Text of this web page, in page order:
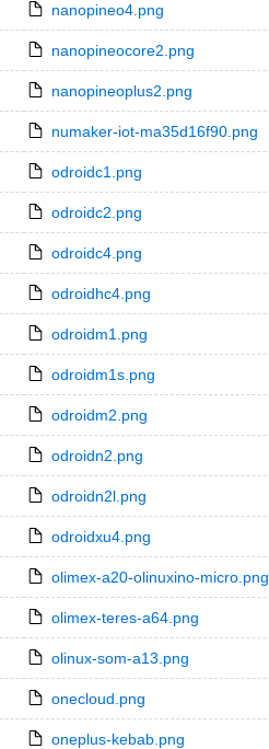
nanopineo4.png
nanopineocore2.png
nanopineoplus2.png
numaker-iot-ma35d16f90.png
odroidc1.png
odroidc2.png
odroidc4.png
odroidhc4.png
odroidm1.png
odroidm1s.png
odroidm2.png
odroidn2.png
odroidn2l.png
odroidxu4.png
olimex-a20-olinuxino-micro.png
olimex-teres-a64.png
olinux-som-a13.png
onecloud.png
oneplus-kebab.png